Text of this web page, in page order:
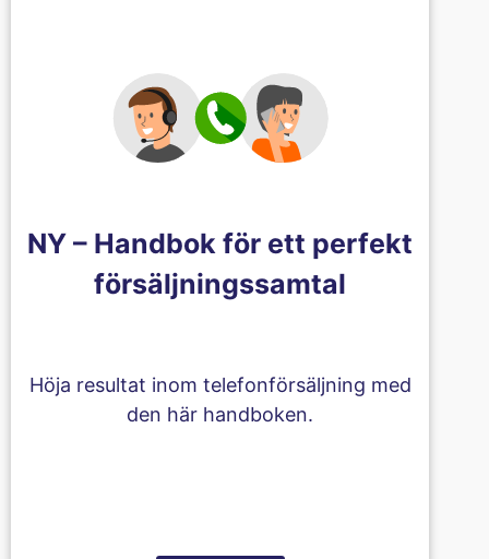
NY – Handbok för ett perfekt
försäljningssamtal
Höja resultat inom telefonförsäljning med
den här handboken.